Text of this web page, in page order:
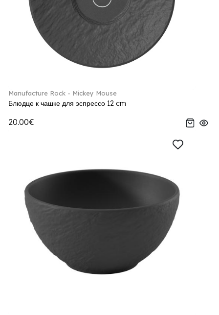
Manufacture Rock - Mickey Mouse
Блюдце к чашке для эспрессо 12 cm
20.00€